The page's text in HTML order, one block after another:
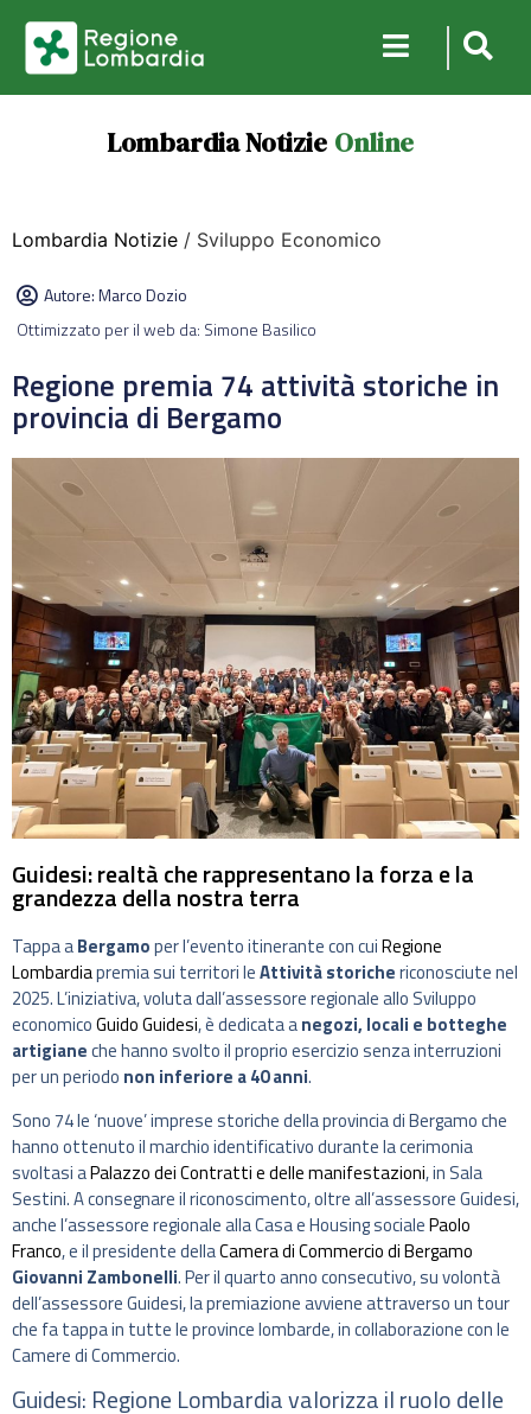
Lombardia Notizie Online
Lombardia Notizie / Sviluppo Economico
Autore:Marco Dozio
Ottimizzato per il web da: Simone Basilico
Regione premia 74 attività storiche in
provincia di Bergamo
Guidesi: realtà che rappresentano la forza e la
grandezza della nostra terra
Tappa aBergamoper l’evento itinerante con cuiRegione
Lombardiapremia sui territori leAttività storichericonosciute nel
2025. L’iniziativa, voluta dall’assessore regionale allo Sviluppo
economicoGuido Guidesi, è dedicata anegozi, locali e botteghe
artigianeche hanno svolto il proprio esercizio senza interruzioni
per un periodo non inferiore a 40 anni.
Sono 74 le ‘nuove’ imprese storiche della provincia di Bergamo che
hanno ottenuto il marchio identificativo durante la cerimonia
svoltasi aPalazzo dei Contratti e delle manifestazioni, in Sala
Sestini. A consegnare il riconoscimento, oltre all’assessore Guidesi,
anche l’assessore regionale alla Casa e Housing socialePaolo
Franco, e il presidente dellaCamera di Commercio di Bergamo
Giovanni Zambonelli. Per il quarto anno consecutivo, su volontà
dell’assessore Guidesi, la premiazione avviene attraverso un tour
che fa tappa in tutte le province lombarde, in collaborazione con le
Camere di Commercio.
Guidesi: Regione Lombardia valorizza il ruolo delle